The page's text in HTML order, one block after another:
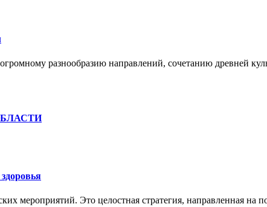
разнообразию направлений, сочетанию древней
мероприятий. Это целостная стратегия, направленная на